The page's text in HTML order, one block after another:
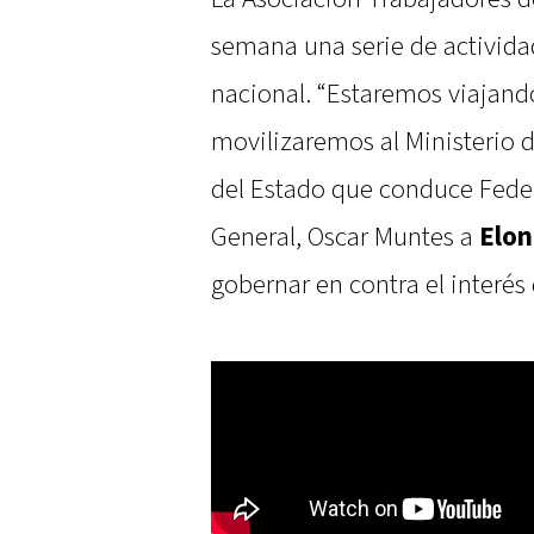
semana una serie de
nacional. “Estaremos
movilizaremos al Ministerio
del Estado que conduce
General, Oscar Muntes a
gobernar en contra el interés